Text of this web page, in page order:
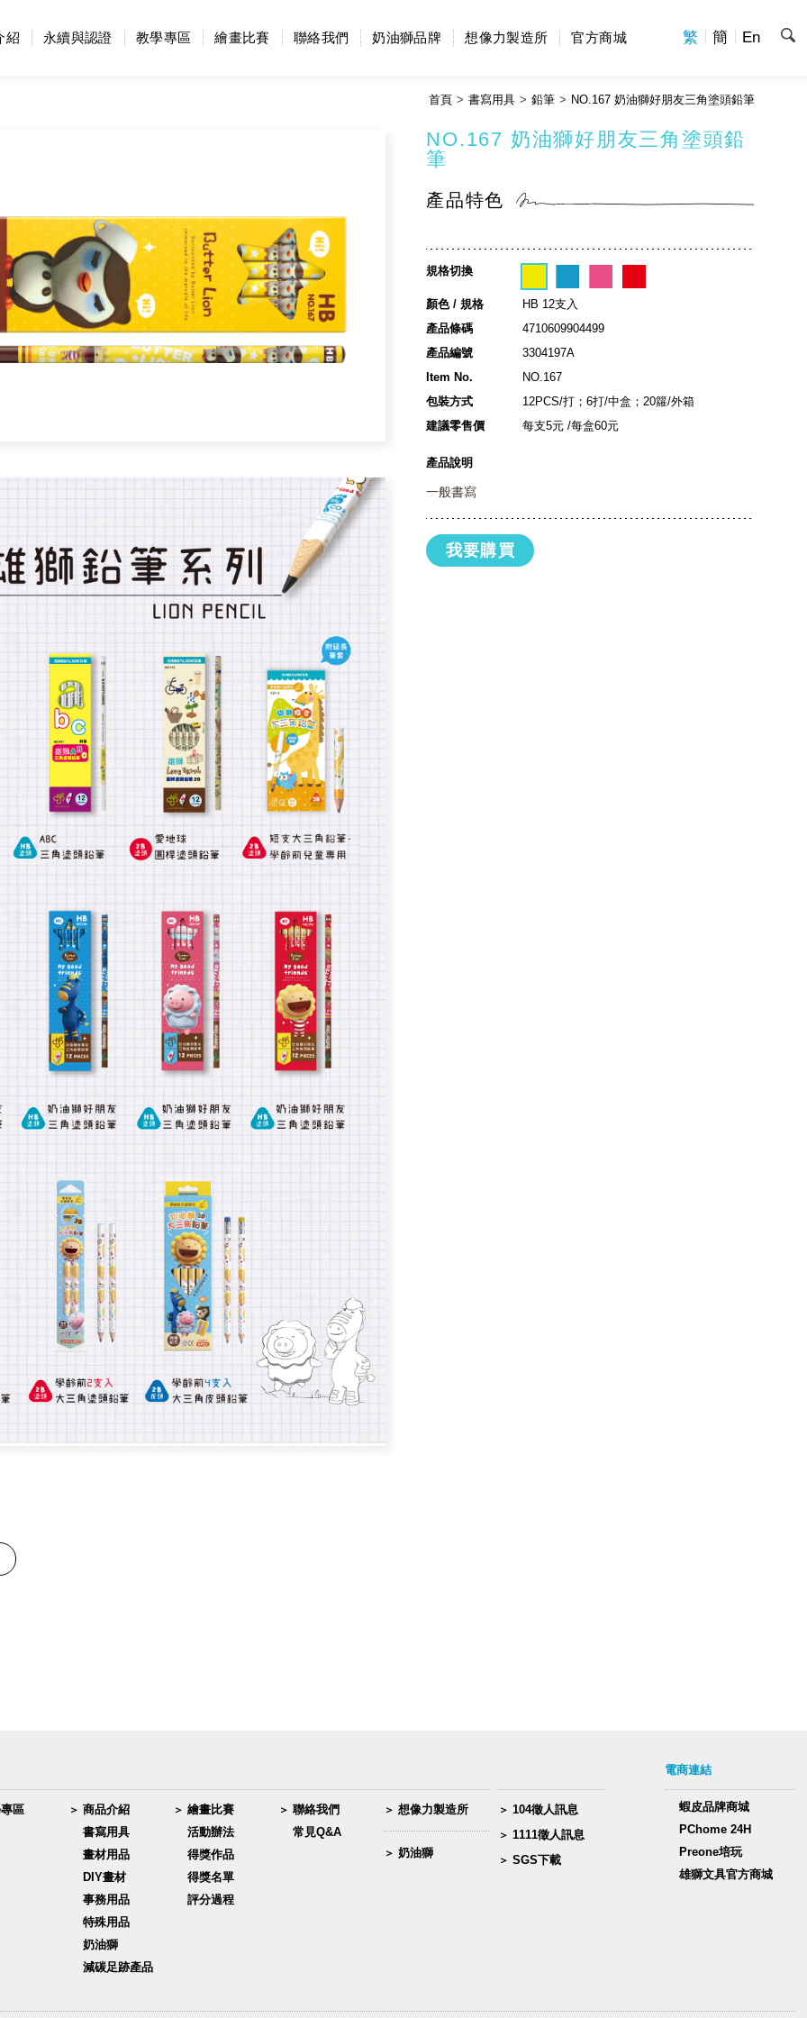
紹 永續與認證 教學專區 繪畫比賽 聯絡我們 奶油獅品牌 想像力製造所 官方商城 繁 簡 En
首頁 書寫用具 鉛筆 NO.167 奶油獅好朋友三角塗頭鉛筆
NO.167 奶油獅好朋友三角塗頭鉛
筆
產品特色
規格切換
顏色 / 規格
HB 12支入
產品條碼
4710609904499
產品編號
3304197A
Item No.
NO.167
包裝方式
12PCS/打；6打/中盒；20籮/外箱
建議零售價
每支5元 /每盒60元
產品說明
一般書寫
我要購買
區
商品介紹
書寫用具
畫材用品
DIY畫材
事務用品
特殊用品
奶油獅
減碳足跡產品
繪畫比賽
活動辦法
得獎作品
得獎名單
評分過程
聯絡我們
常見Q&A
想像力製造所
奶油獅
104徵人訊息
1111徵人訊息
SGS下載
電商連結
蝦皮品牌商城
PChome 24H
Preone培玩
雄獅文具官方商城